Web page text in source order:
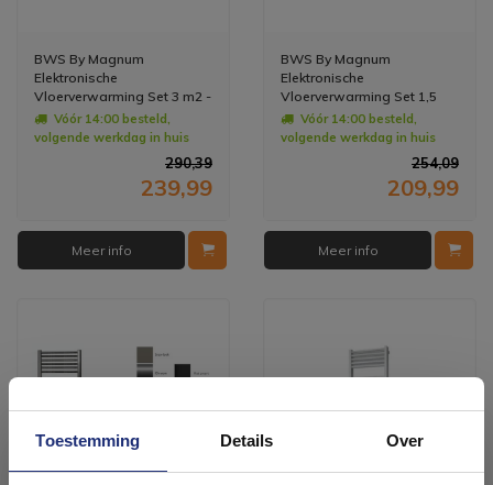
Toestemming Details Over
BWS By Magnum
Elektronische
Vloerverwarming Set 3 m2 -
450 Watt - Wifi
Thermostaat Wit
Vóór 14:00 besteld,
volgende werkdag in huis
290,39
239,99
Meer info
BWS By Magnum
Elektronische
Vloerverwarming Set 1,5
m2 - 225 Watt - Wifi
Thermostaat Wit
Vóór 14:00 besteld,
volgende werkdag in huis
254,09
209,99
Meer info